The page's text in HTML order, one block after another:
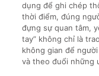
dụng để ghi chép
thời điểm, đúng
đựng sự quan tâm,
tay” không chỉ là
không gian để
và theo đuổi những